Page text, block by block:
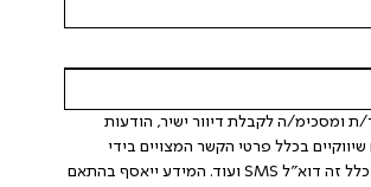
אני מאשר/ת ומסכימ/ה לקבלת דיוור ישיר, הודעות
החברה ובכלל זה דוא"ל SMS ועוד. המידע ייאסף בהתאם